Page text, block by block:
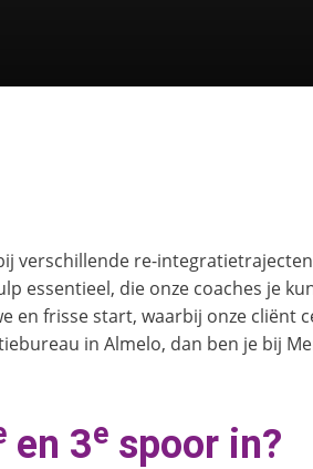
verschillende re-
essentieel, die onze coaches je
en frisse start, waarbij onze cliënt
in Almelo, dan ben je bij
en 3e spoor in?